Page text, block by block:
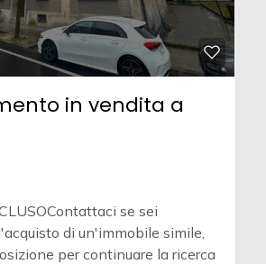
in vendita a
se sei
di un'immobile simile,
per continuare la ricerca